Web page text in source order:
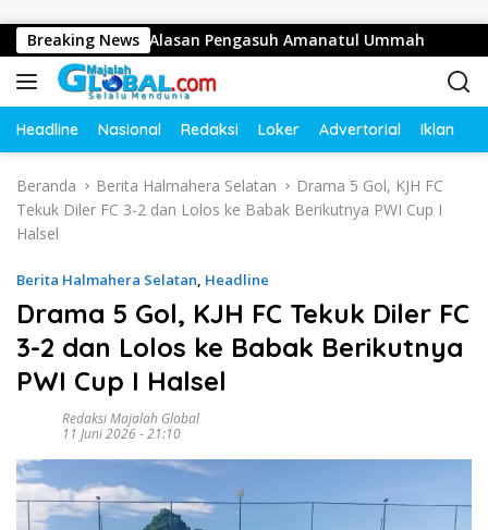
Breaking News
Juta, Ini Alasan Pengasuh Amanatul Ummah Bupati
Headline Nasional Redaksi Loker Advertorial Iklan
Beranda Berita Halmahera Selatan
Drama 5 Gol, KJH FC
Tekuk Diler FC 3-2 dan Lolos ke Babak Berikutnya PWI Cup I
Halsel
Berita Halmahera Selatan, Headline
Drama 5 Gol, KJH FC Tekuk Diler FC
3-2 dan Lolos ke Babak Berikutnya
PWI Cup I Halsel
Redaksi Majalah Global
11 Juni 2026 - 21:10